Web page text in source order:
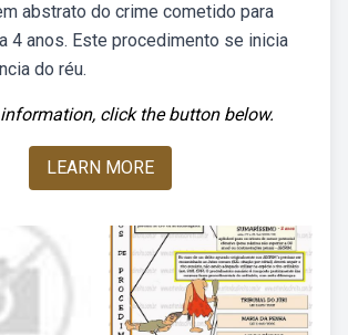
abstrato do crime cometido para
4 anos. Este procedimento se inicia
do réu.
click the button below.
LEARN MORE